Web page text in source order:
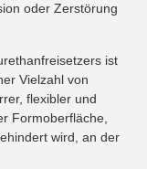
oder Zerstörung
ist
Vielzahl von
flexibler und
Formoberfläche,
wird, an der